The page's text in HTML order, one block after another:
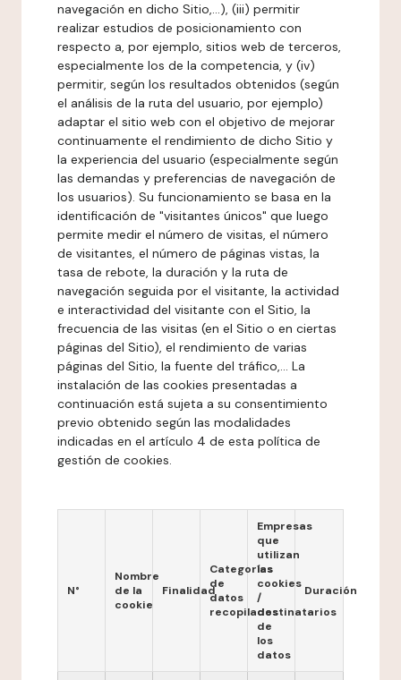
navegación en dicho Sitio,...), (iii) permitir
realizar estudios de posicionamiento con
respecto a, por ejemplo, sitios web de terceros,
especialmente los de la competencia, y (iv)
permitir, según los resultados obtenidos (según
el análisis de la ruta del usuario, por ejemplo)
adaptar el sitio web con el objetivo de mejorar
continuamente el rendimiento de dicho Sitio y
la experiencia del usuario (especialmente según
las demandas y preferencias de navegación de
los usuarios). Su funcionamiento se basa en la
identificación de "visitantes únicos" que luego
permite medir el número de visitas, el número
de visitantes, el número de páginas vistas, la
tasa de rebote, la duración y la ruta de
navegación seguida por el visitante, la actividad
e interactividad del visitante con el Sitio, la
frecuencia de las visitas (en el Sitio o en ciertas
páginas del Sitio), el rendimiento de varias
páginas del Sitio, la fuente del tráfico,... La
instalación de las cookies presentadas a
continuación está sujeta a su consentimiento
previo obtenido según las modalidades
indicadas en el artículo 4 de esta política de
gestión de cookies.
N°
Nombre
de la
cookie
Finalidad
Categorías
de
datos
recopilados
Empresas
que
utilizan
las
cookies
/
destinatarios
de
los
datos
Duración